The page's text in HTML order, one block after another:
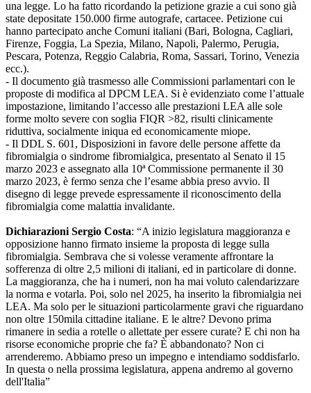
una legge. Lo ha fatto ricordando la petizione grazie a cui sono già
state depositate 150.000 firme autografe, cartacee. Petizione cui
hanno partecipato anche Comuni italiani (Bari, Bologna, Cagliari,
Firenze, Foggia, La Spezia, Milano, Napoli, Palermo, Perugia,
Pescara, Potenza, Reggio Calabria, Roma, Sassari, Torino, Venezia
ecc.).
- Il documento già trasmesso alle Commissioni parlamentari con le
proposte di modifica al DPCM LEA. Si è evidenziato come l’attuale
impostazione, limitando l’accesso alle prestazioni LEA alle sole
forme molto severe con soglia FIQR >82, risulti clinicamente
riduttiva, socialmente iniqua ed economicamente miope.
- Il DDL S. 601, Disposizioni in favore delle persone affette da
fibromialgia o sindrome fibromialgica, presentato al Senato il 15
marzo 2023 e assegnato alla 10ª Commissione permanente il 30
marzo 2023, è fermo senza che l’esame abbia preso avvio. Il
disegno di legge prevede espressamente il riconoscimento della
fibromialgia come malattia invalidante.
Dichiarazioni Sergio Costa: “A inizio legislatura maggioranza e
opposizione hanno firmato insieme la proposta di legge sulla
fibromialgia. Sembrava che si volesse veramente affrontare la
sofferenza di oltre 2,5 milioni di italiani, ed in particolare di donne.
La maggioranza, che ha i numeri, non ha mai voluto calendarizzare
la norma e votarla. Poi, solo nel 2025, ha inserito la fibromialgia nei
LEA. Ma solo per le situazioni particolarmente gravi che riguardano
non oltre 150mila cittadine italiane. E le altre? Devono prima
rimanere in sedia a rotelle o allettate per essere curate? E chi non ha
risorse economiche proprie che fa? È abbandonato? Non ci
arrenderemo. Abbiamo preso un impegno e intendiamo soddisfarlo.
In questa o nella prossima legislatura, appena andremo al governo
dell'Italia”